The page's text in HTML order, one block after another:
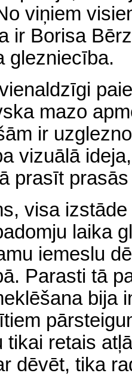
viņiem
ir Borisa
glezniecība.
mazo
ir
vizuālā
prasīt
visa
laika
iemeslu
Parasti tā
bija
tikai retais
dēvēt, tika